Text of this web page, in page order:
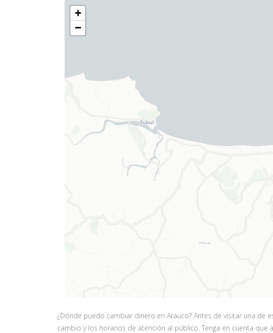
+
−
¿Dónde puedo cambiar dinero en Arauco? Antes de visitar una de
cambio y los horarios de atención al público. Tenga en cuenta